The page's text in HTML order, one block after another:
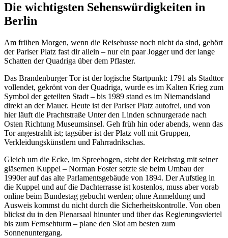
Die wichtigsten Sehenswürdigkeiten in
Berlin
Am frühen Morgen, wenn die Reisebusse noch nicht da sind, gehört
der Pariser Platz fast dir allein – nur ein paar Jogger und der lange
Schatten der Quadriga über dem Pflaster.
Das Brandenburger Tor ist der logische Startpunkt: 1791 als Stadttor
vollendet, gekrönt von der Quadriga, wurde es im Kalten Krieg zum
Symbol der geteilten Stadt – bis 1989 stand es im Niemandsland
direkt an der Mauer. Heute ist der Pariser Platz autofrei, und von
hier läuft die Prachtstraße Unter den Linden schnurgerade nach
Osten Richtung Museumsinsel. Geh früh hin oder abends, wenn das
Tor angestrahlt ist; tagsüber ist der Platz voll mit Gruppen,
Verkleidungskünstlern und Fahrradrikschas.
Gleich um die Ecke, im Spreebogen, steht der Reichstag mit seiner
gläsernen Kuppel – Norman Foster setzte sie beim Umbau der
1990er auf das alte Parlamentsgebäude von 1894. Der Aufstieg in
die Kuppel und auf die Dachterrasse ist kostenlos, muss aber vorab
online beim Bundestag gebucht werden; ohne Anmeldung und
Ausweis kommst du nicht durch die Sicherheitskontrolle. Von oben
blickst du in den Plenarsaal hinunter und über das Regierungsviertel
bis zum Fernsehturm – plane den Slot am besten zum
Sonnenuntergang.